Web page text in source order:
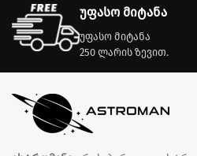
უფასო მიტანა
უფასო მიტანა
250 ლარის ზევით.